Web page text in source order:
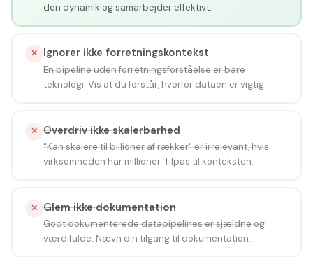
den dynamik og samarbejder effektivt.
✕ Ignorer ikke forretningskontekst
En pipeline uden forretningsforståelse er bare
teknologi. Vis at du forstår, hvorfor dataen er vigtig.
✕ Overdriv ikke skalerbarhed
"Kan skalere til billioner af rækker" er irrelevant, hvis
virksomheden har millioner. Tilpas til konteksten.
✕ Glem ikke dokumentation
Godt dokumenterede datapipelines er sjældne og
værdifulde. Nævn din tilgang til dokumentation.